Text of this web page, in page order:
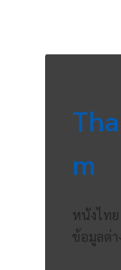
m
หนังไท
ข้อมูลต่า